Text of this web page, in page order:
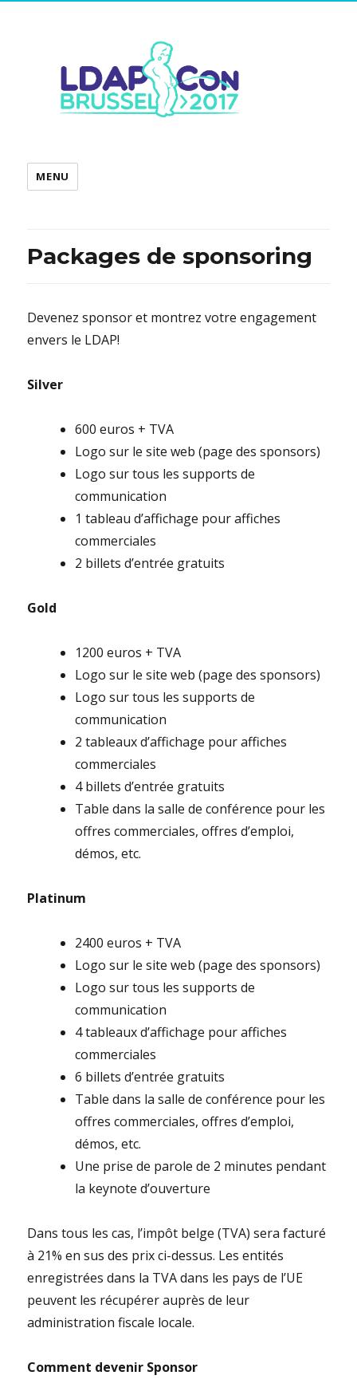
MENU
Packages de sponsoring
Devenez sponsor et montrez votre engagement
envers le LDAP!
Silver
600 euros + TVA
Logo sur le site web (page des sponsors)
Logo sur tous les supports de
communication
1 tableau d’affichage pour affiches
commerciales
2 billets d’entrée gratuits
Gold
1200 euros + TVA
Logo sur le site web (page des sponsors)
Logo sur tous les supports de
communication
2tableaux d’affichage pour affiches
commerciales
4billets d’entrée gratuits
Table dans la salle de conférence pour les
offres commerciales, offres d’emploi,
démos, etc.
Platinum
2400 euros + TVA
Logo sur le site web (page des sponsors)
Logo sur tous les supports de
communication
4tableaux d’affichage pour affiches
commerciales
6 billets d’entrée gratuits
Table dans la salle de conférence pour les
offres commerciales, offres d’emploi,
démos, etc.
Une prise de parole de 2 minutes pendant
la keynote d’ouverture
Dans tous les cas, l’impôt belge (TVA) sera facturé
à 21% en sus des prix ci-dessus. Les entités
enregistrées dans la TVA dans les pays de l’UE
peuvent les récupérer auprès de leur
administration fiscale locale.
Comment devenir Sponsor